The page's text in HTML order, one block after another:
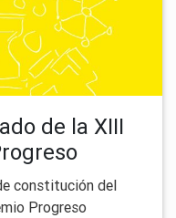
de la XIII
constitución del
Progreso